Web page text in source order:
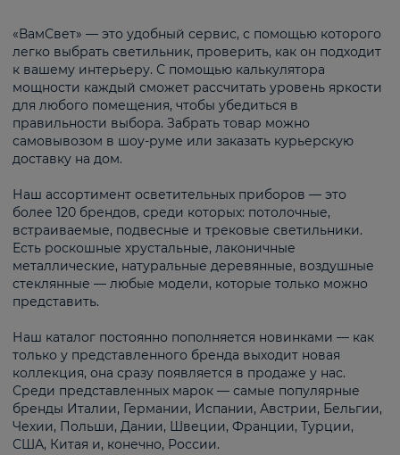
«ВамСвет» — это удобный сервис, с помощью которого
легко выбрать светильник, проверить, как он подходит
к вашему интерьеру. С помощью калькулятора
мощности каждый сможет рассчитать уровень яркости
для любого помещения, чтобы убедиться в
правильности выбора. Забрать товар можно
самовывозом в шоу-руме или заказать курьерскую
доставку на дом.
Наш ассортимент осветительных приборов — это
более 120 брендов, среди которых: потолочные,
встраиваемые, подвесные и трековые светильники.
Есть роскошные хрустальные, лаконичные
металлические, натуральные деревянные, воздушные
стеклянные — любые модели, которые только можно
представить.
Наш каталог постоянно пополняется новинками — как
только у представленного бренда выходит новая
коллекция, она сразу появляется в продаже у нас.
Среди представленных марок — самые популярные
бренды Италии, Германии, Испании, Австрии, Бельгии,
Чехии, Польши, Дании, Швеции, Франции, Турции,
США, Китая и, конечно, России.